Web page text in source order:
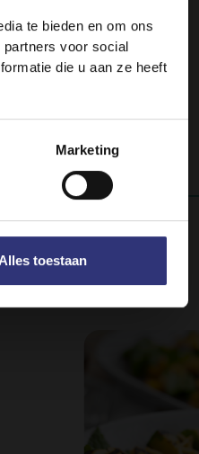
te bieden en om ons
voor social
die u aan ze heeft
Marketing
Alles toestaan